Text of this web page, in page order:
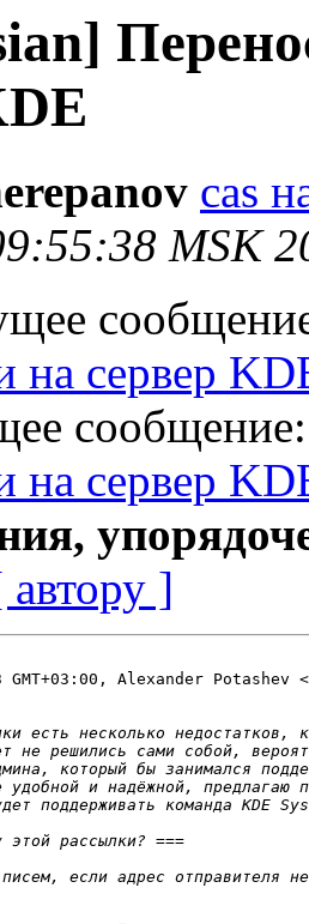
cas
MSK
на сервер
на сервер
автору ]
Alexander Potashev <